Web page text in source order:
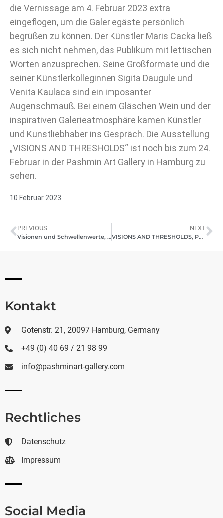
die Vernissage am 4. Februar 2023 extra
eingeflogen, um die Galeriegäste persönlich
begrüßen zu können. Der Künstler Maris Cacka ließ
es sich nicht nehmen, das Publikum mit lettischen
Worten anzusprechen. Seine Großformate und die
seiner Künstlerkolleginnen Sigita Daugule und
Venita Kaulaca sind ein imposanter
Augenschmauß. Bei einem Gläschen Wein und der
inspirativen Galerieatmosphäre kamen Künstler
und Kunstliebhaber ins Gespräch. Die Ausstellung
„VISIONS AND THRESHOLDS“ ist noch bis zum 24.
Februar in der Pashmin Art Gallery in Hamburg zu
sehen.
10 Februar 2023
PREVIOUS
Visionen und Schwellenwerte, LSM.LV 2023
NEXT
VISIONS AND THRESHOLDS, Pashmin Art Gallery Hamburg, 2023
Kontakt
Gotenstr. 21, 20097 Hamburg, Germany
+49 (0) 40 69 / 21 98 99
info@pashminart-gallery.com
Rechtliches
Datenschutz
Impressum
Social Media